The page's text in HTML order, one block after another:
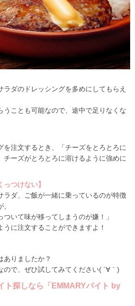
ダのドレッシングを多めにしてもらえ
うことも可能なので、途中で足りなくな
を注文するとき、「チーズをとろとろに
チーズがとろとろに溶けるように強めに
っつけない】
ラダ、ご飯が一緒に乗っているのが特徴
ついて味が移ってしまうのが嫌！」
うに注文することができますよ！
ありましたか？
ので、ぜひ試してみてください( ´∀｀)
ト探しなら「EMMARYバイト by